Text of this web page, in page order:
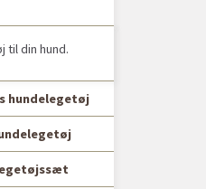
til din hund.
hundelegetøj